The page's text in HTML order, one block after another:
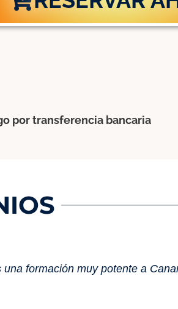
por transferencia bancaria
formación muy potente a